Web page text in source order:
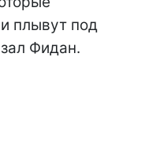
плывут под
Фидан.